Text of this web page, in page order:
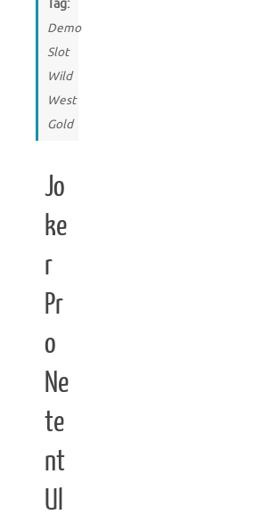
Tag:
Demo
Slot
Wild
West
Gold
Jo
ke
r
Pr
o
Ne
te
nt
Ul